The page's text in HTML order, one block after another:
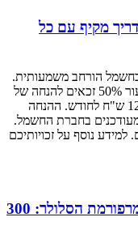
מקיף עם כל
להנחות בחשמל הורחב משמעותית.
כעת, גם מקבלי קצבת שירותים מיוחדים בשיעור 50% זכאים להנחה של
50% על צריכה של 400 קוט"ש בחודש, עד 125 ש"ח לחודש. ההנחה
בחברת החשמל.
נוסף על זכויותיכם
הרפורמה שעתידה להיות יותר גדולה מרפורמת הסלולר: 300